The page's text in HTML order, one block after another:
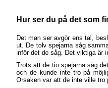
Hur ser du på det som
Det man ser avgör ens tal,
ut. De tolv spejarna såg
inför det de såg. Det viktiga är
Trots att de tio spejarna såg
och de kunde inte tro på
Orsaken var att de inte ville tro